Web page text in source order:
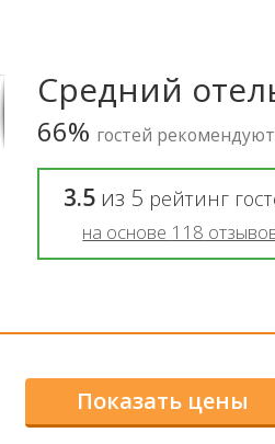
Средний
66% гостей рекомендуют
3.5 из 5 рейтинг
на основе 118